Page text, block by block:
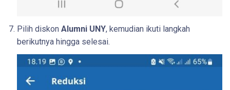
Pilih diskon Alumni UNY, kemudian ikuti langkah
berikutnya hingga selesai.